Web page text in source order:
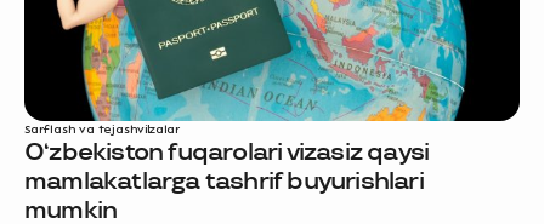
Sarflash va tejashvizalar
O‘zbekiston fuqarolari vizasiz qaysi
mamlakatlarga tashrif buyurishlari
mumkin